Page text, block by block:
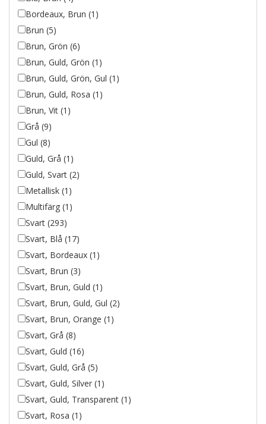
Bordeaux, Brun (1)
Brun (5)
Brun, Grön (6)
Brun, Guld, Grön (1)
Brun, Guld, Grön, Gul (1)
Brun, Guld, Rosa (1)
Brun, Vit (1)
Grå (9)
Gul (8)
Guld, Grå (1)
Guld, Svart (2)
Metallisk (1)
Multifärg (1)
Svart (293)
Svart, Blå (17)
Svart, Bordeaux (1)
Svart, Brun (3)
Svart, Brun, Guld (1)
Svart, Brun, Guld, Gul (2)
Svart, Brun, Orange (1)
Svart, Grå (8)
Svart, Guld (16)
Svart, Guld, Grå (5)
Svart, Guld, Silver (1)
Svart, Guld, Transparent (1)
Svart, Rosa (1)